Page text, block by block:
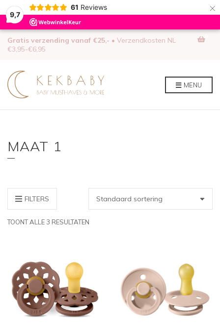
9,7
61 Reviews ×
Gratis verzending vanaf €25,- • Verzendkosten NL
€3,95-€6,95
MENU
MAAT 1
FILTERS
TOONT ALLE 3 RESULTATEN